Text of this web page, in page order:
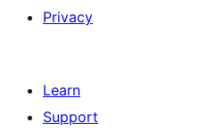
Privacy
Learn
Support